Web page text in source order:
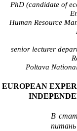
PhD (candidate of
Human Resource
senior lecturer
Poltava
EUROPEAN
В